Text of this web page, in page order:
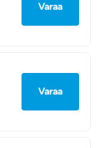
Varaa
Varaa